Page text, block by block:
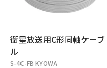
衛星放送用C形同軸ケーブ
ル
S-4C-FB KYOWA